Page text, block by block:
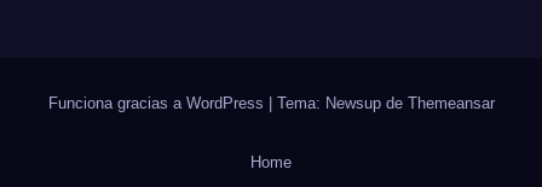
Funciona gracias a WordPress Tema: Newsup de Themeansar
Home